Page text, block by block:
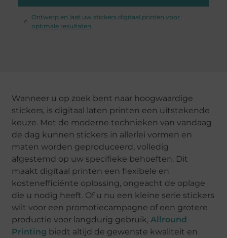
Ontwerp en laat uw stickers digitaal printen voor
optimale resultaten
Wanneer u op zoek bent naar hoogwaardige
stickers, is digitaal laten printen een uitstekende
keuze. Met de moderne technieken van vandaag
de dag kunnen stickers in allerlei vormen en
maten worden geproduceerd, volledig
afgestemd op uw specifieke behoeften. Dit
maakt digitaal printen een flexibele en
kostenefficiënte oplossing, ongeacht de oplage
die u nodig heeft. Of u nu een kleine serie stickers
wilt voor een promotiecampagne of een grotere
productie voor langdurig gebruik, Allround
Printing biedt altijd de gewenste kwaliteit en